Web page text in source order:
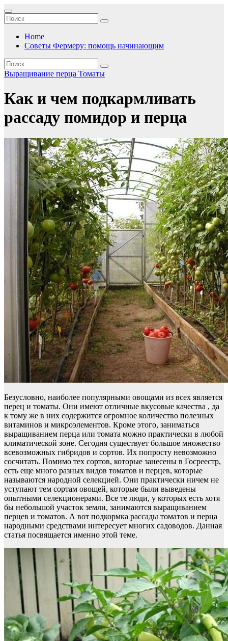
Перейти
к
содержимому
Home
Советы Фермеру: помощь начинающим
Выращивание перца Томаты
Как и чем подкармливать
рассаду помидор и перца
Безусловно, наиболее популярными овощами из всех является
перец и томаты. Они имеют отличные вкусовые качества , да
к тому же в них содержится огромное количество полезных
витаминов и микроэлементов. Кроме этого, заниматься
выращиванием перца или томата можно практически в любой
климатической зоне. Сегодня существует большое множество
всевозможных гибридов и сортов. Их попросту невозможно
сосчитать. Помимо тех сортов, которые занесены в Госреестр,
есть еще много разных видов томатов и перцев, которые
называются народной селекцией. Они практически ничем не
уступают тем сортам овощей, которые были выведены
опытными селекционерами. Все те люди, у которых есть хотя
бы небольшой участок земли, занимаются выращиванием
перцев и томатов. А вот подкормка рассады томатов и перца
народными средствами интересует многих садоводов. Данная
статья посвящается именно этой теме.